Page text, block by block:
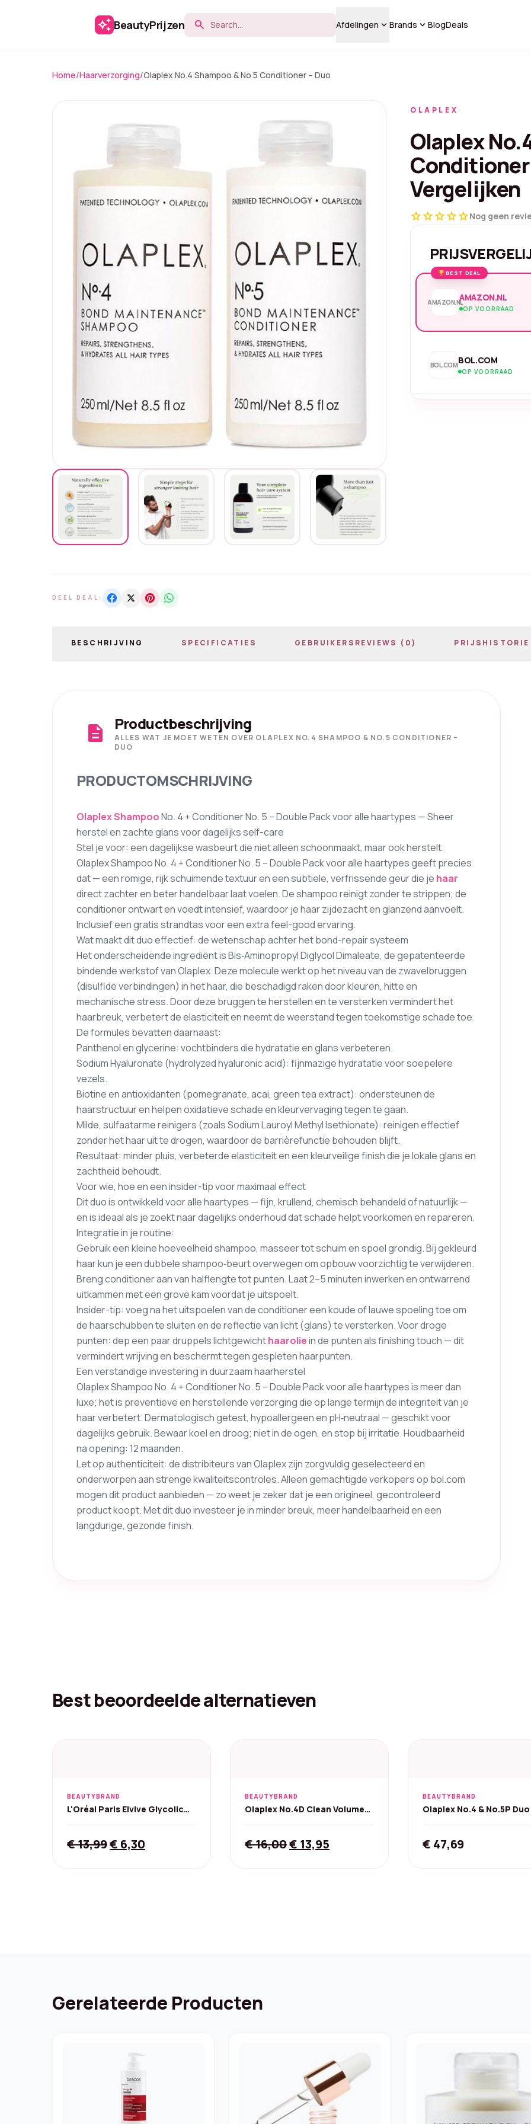
auto_awesome BeautyPrijzen search Afdelingen keyboard_arrow_downBrands keyboard_arrow_downBlogDeals
Home/Haarverzorging/Olaplex No.4 Shampoo & No.5 Conditioner – Duo
OLAPLEX
Olaplex
Conditioner
Vergelijken
starstarstarstarstarNog geen
BEST DEAL
AMAZON.NLAMAZON.NL
OP VOORRAAD
BOL.COMBOL.COM
OP VOORRAAD
DEEL DEAL:
BESCHRIJVING SPECIFICATIES GEBRUIKERSREVIEWS (0) PRIJSHISTORIE
description Productbeschrijving
ALLES WAT JE MOET WETEN OVER OLAPLEX NO.4 SHAMPOO & NO.5 CONDITIONER –
DUO
PRODUCTOMSCHRIJVING
OlaplexShampooNo. 4 + Conditioner No. 5 – Double Pack voor alle haartypes — Sheer
herstel en zachte glans voor dagelijks self-care
Stel je voor: een dagelijkse wasbeurt die niet alleen schoonmaakt, maar ook herstelt.
Olaplex Shampoo No. 4 + Conditioner No. 5 – Double Pack voor alle haartypes geeft precies
dat — een romige, rijk schuimende textuur en een subtiele, verfrissende geur die je haar
direct zachter en beter handelbaar laat voelen. De shampoo reinigt zonder te strippen; de
conditioner ontwart en voedt intensief, waardoor je haar zijdezacht en glanzend aanvoelt.
Inclusief een gratis strandtas voor een extra feel-good ervaring.
Wat maakt dit duo effectief: de wetenschap achter het bond-repair systeem
Het onderscheidende ingrediënt is Bis‑Aminopropyl Diglycol Dimaleate, de gepatenteerde
bindende werkstof van Olaplex. Deze molecule werkt op het niveau van de zwavelbruggen
(disulfide verbindingen) in het haar, die beschadigd raken door kleuren, hitte en
mechanische stress. Door deze bruggen te herstellen en te versterken vermindert het
haarbreuk, verbetert de elasticiteit en neemt de weerstand tegen toekomstige schade toe.
De formules bevatten daarnaast:
Panthenol en glycerine: vochtbinders die hydratatie en glans verbeteren.
Sodium Hyaluronate (hydrolyzed hyaluronic acid): fijnmazige hydratatie voor soepelere
vezels.
Biotine en antioxidanten (pomegranate, acai, green tea extract): ondersteunen de
haarstructuur en helpen oxidatieve schade en kleurvervaging tegen te gaan.
Milde, sulfaatarme reinigers (zoals Sodium Lauroyl Methyl Isethionate): reinigen effectief
zonder het haar uit te drogen, waardoor de barrièrefunctie behouden blijft.
Resultaat: minder pluis, verbeterde elasticiteit en een kleurveilige finish die je lokale glans en
zachtheid behoudt.
Voor wie, hoe en een insider-tip voor maximaal effect
Dit duo is ontwikkeld voor alle haartypes — fijn, krullend, chemisch behandeld of natuurlijk —
en is ideaal als je zoekt naar dagelijks onderhoud dat schade helpt voorkomen en repareren.
Integratie in je routine:
Gebruik een kleine hoeveelheid shampoo, masseer tot schuim en spoel grondig. Bij gekleurd
haar kun je een dubbele shampoo‑beurt overwegen om opbouw voorzichtig te verwijderen.
Breng conditioner aan van halflengte tot punten. Laat 2–5 minuten inwerken en ontwarrend
uitkammen met een grove kam voordat je uitspoelt.
Insider-tip: voeg na het uitspoelen van de conditioner een koude of lauwe spoeling toe om
de haarschubben te sluiten en de reflectie van licht (glans) te versterken. Voor droge
punten: dep een paar druppels lichtgewichthaaroliein de punten als finishing touch — dit
vermindert wrijving en beschermt tegen gespleten haarpunten.
Een verstandige investering in duurzaam haarherstel
Olaplex Shampoo No. 4 + Conditioner No. 5 – Double Pack voor alle haartypes is meer dan
luxe; het is preventieve en herstellende verzorging die op lange termijn de integriteit van je
haar verbetert. Dermatologisch getest, hypoallergeen en pH‑neutraal — geschikt voor
dagelijks gebruik. Bewaar koel en droog; niet in de ogen, en stop bij irritatie. Houdbaarheid
na opening: 12 maanden.
Let op authenticiteit: de distribiteurs van Olaplex zijn zorgvuldig geselecteerd en
onderworpen aan strenge kwaliteitscontroles. Alleen gemachtigde verkopers op bol.com
mogen dit product aanbieden — zo weet je zeker dat je een origineel, gecontroleerd
product koopt. Met dit duo investeer je in minder breuk, meer handelbaarheid en een
langdurige, gezonde finish.
Best beoordeelde alternatieven
BEAUTYBRAND
L'Oréal Paris Elvive Glycolic
€13,99Original
€ 6,30
BEAUTYBRAND
Olaplex No.4D Clean Volume
€16,00Original
€ 13,95
BEAUTYBRAND
Olaplex No.4 & No.5P
€ 47,69
Gerelateerde Producten